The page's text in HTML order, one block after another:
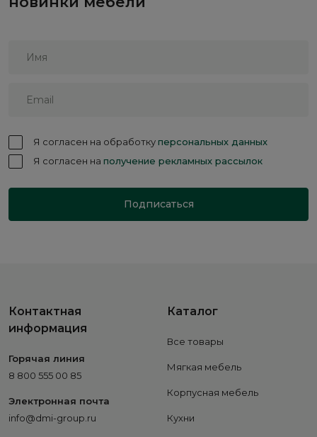
Я согласен на обработкуперсональных данных
Я согласен на получение рекламных рассылок
Подписаться
Контактная
информация
Горячая линия
8 800 555 00 85
Электронная почта
info@dmi-group.ru
Каталог
Все товары
Мягкая мебель
Корпусная мебель
Кухни